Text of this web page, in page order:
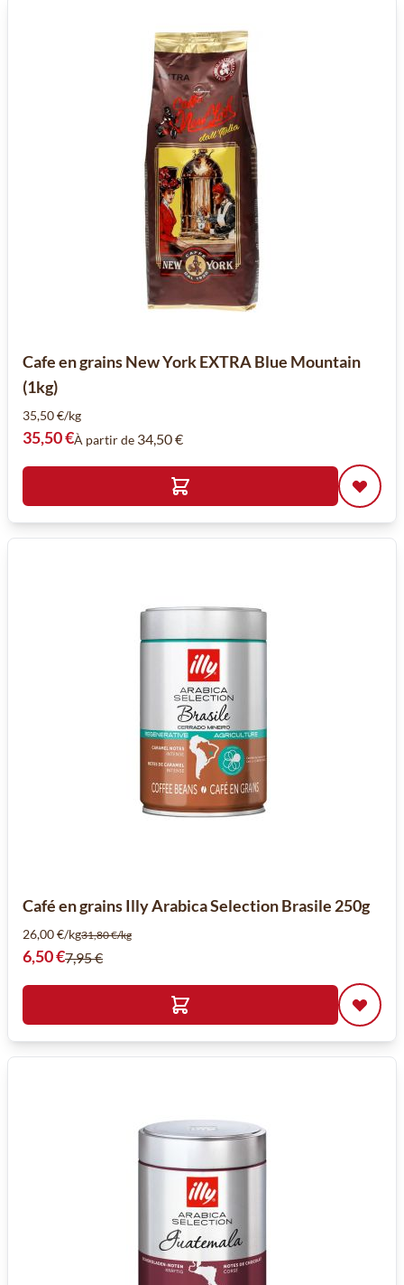
Cafe en grains New York EXTRA Blue Mountain
(1kg)
35,50 €/kg
35,50 €À partir de 34,50 €
Café en grains Illy Arabica Selection Brasile 250g
26,00 €/kg31,80 €/kg
Prix spécial
6,50 €7,95 €